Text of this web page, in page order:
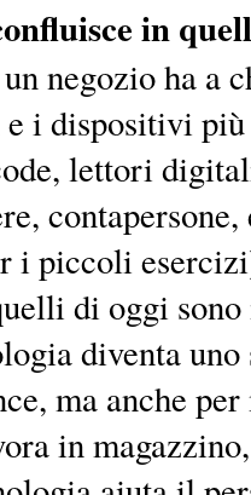
in
negozio ha a
i dispositivi
lettori
i piccoli
di oggi
diventa
ma anche
in